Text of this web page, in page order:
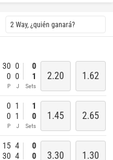
2 Way, ¿quién ganará?
30
0
P
0
0
J
0
1
Sets
2.20 1.62
0
0
P
1
1
J
1
0
Sets
1.45 2.65
15
30
4
4
0
0
3.30 1.30